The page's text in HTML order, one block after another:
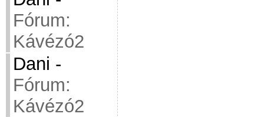
Fórum:
Kávézó2
Dani -
Fórum:
Kávézó2